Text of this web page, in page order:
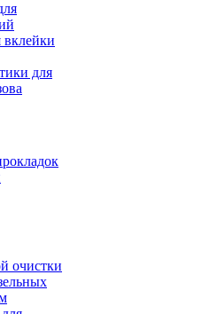
для
очистки